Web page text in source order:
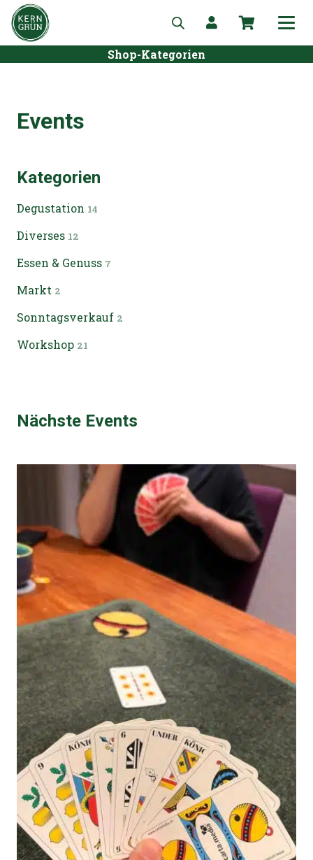
Shop-Kategorien
Events
Kategorien
Degustation 14
Diverses 12
Essen & Genuss 7
Markt 2
Sonntagsverkauf 2
Workshop 21
Nächste Events